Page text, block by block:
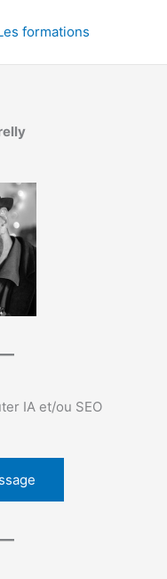
formations
IA et/ou SEO